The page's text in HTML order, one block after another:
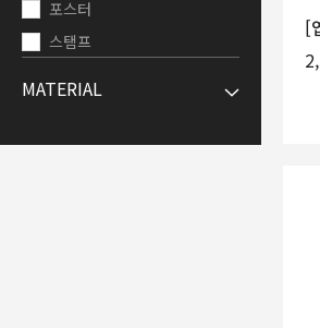
포스터
스탬프
폰케이스
MATERIAL
[